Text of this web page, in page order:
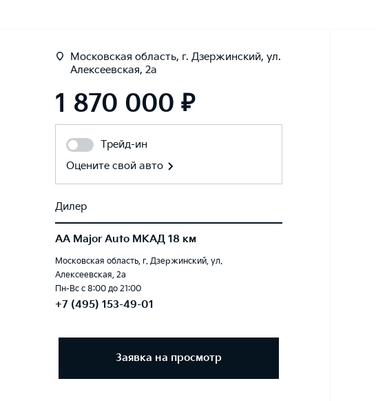
Московская область, г. Дзержинский, ул.
Алексеевская, 2а
1 870 000 ₽
Трейд-ин
Оцените свой авто
Дилер
AA Major Auto МКАД 18 км
Московская область, г. Дзержинский, ул.
Алексеевская, 2а
Пн-Вс с 8:00 до 21:00
+7 (495) 153-49-01
Заявка на просмотр